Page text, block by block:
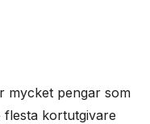
mycket pengar som
flesta kortutgivare